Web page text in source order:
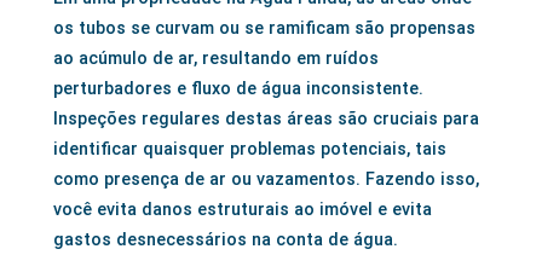
os tubos se curvam ou se ramificam são propensas
ao acúmulo de ar, resultando em ruídos
perturbadores e fluxo de água inconsistente.
Inspeções regulares destas áreas são cruciais para
identificar quaisquer problemas potenciais, tais
como presença de ar ou vazamentos. Fazendo isso,
você evita danos estruturais ao imóvel e evita
gastos desnecessários na conta de água.